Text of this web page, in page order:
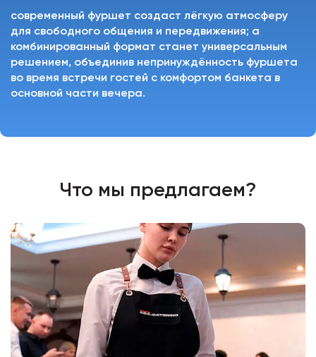
современный фуршет создаст лёгкую атмосферу
для свободного общения и передвижения; а
комбинированный формат станет универсальным
решением, объединив непринуждённость фуршета
во время встречи гостей с комфортом банкета в
основной части вечера.
Что мы предлагаем?